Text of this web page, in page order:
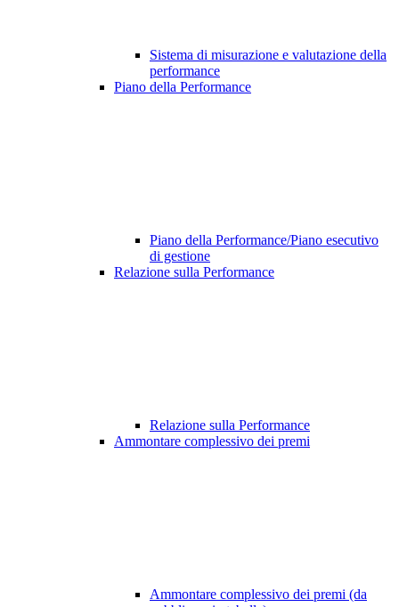
Sistema di misurazione e valutazione della
performance
Piano della Performance
Piano della Performance/Piano esecutivo
di gestione
Relazione sulla Performance
Relazione sulla Performance
Ammontare complessivo dei premi
Ammontare complessivo dei premi (da